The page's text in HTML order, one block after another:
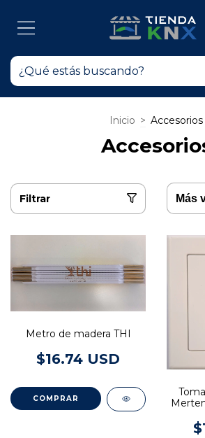
Inicio > Accesorios
Filtrar
Metro de madera THI
$16.74 USD